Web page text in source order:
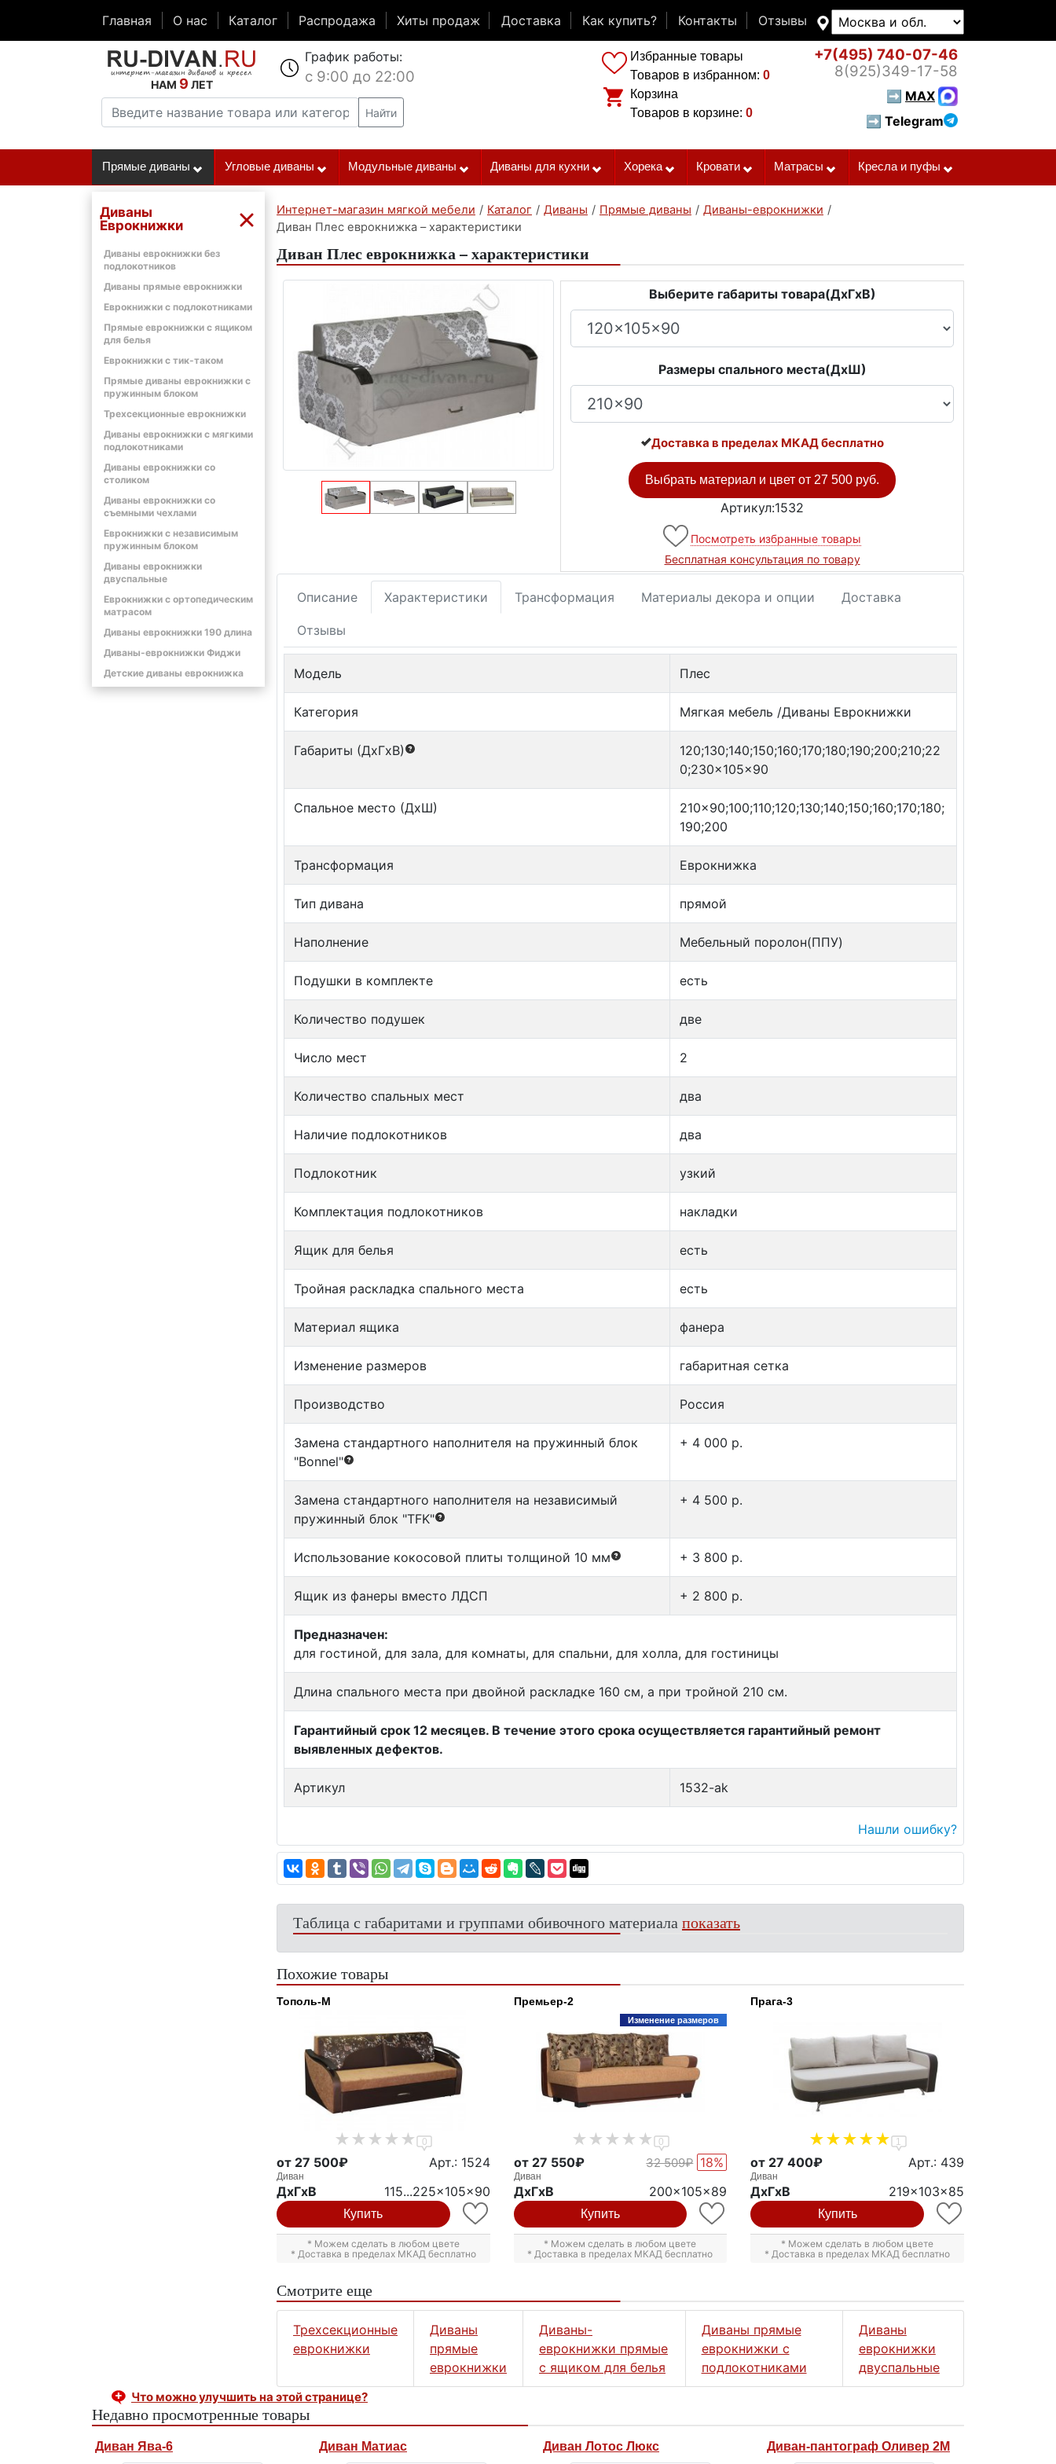
Главная О нас Каталог Распродажа Хиты продаж Доставка Как купить? Контакты Отзывы
НАМ 9 ЛЕТ
График работы:
с 9:00 до 22:00
Найти
Избранные товары
Товаров в избранном: 0
Корзина
Товаров в корзине: 0
+7(495) 740-07-46
8(925)349-17-58
➡ MAX
➡ Telegram
Прямые диваны Угловые диваны Модульные диваны Диваны для кухни Хорека Кровати Матрасы Кресла и пуфы
Диваны
Еврокнижки
Диваны еврокнижки без
подлокотников
Диваны прямые еврокнижки
Еврокнижки с подлокотниками
Прямые еврокнижки с ящиком
для белья
Еврокнижки с тик-таком
Прямые диваны еврокнижки с
пружинным блоком
Трехсекционные еврокнижки
Диваны еврокнижки с мягкими
подлокотниками
Диваны еврокнижки со
столиком
Диваны еврокнижки со
съемными чехлами
Еврокнижки с независимым
пружинным блоком
Диваны еврокнижки
двуспальные
Еврокнижки с ортопедическим
матрасом
Диваны еврокнижки 190 длина
Диваны-еврокнижки Фиджи
Детские диваны еврокнижка
Интернет-магазин мягкой мебели / Каталог / Диваны / Прямые диваны / Диваны-еврокнижки /
Диван Плес еврокнижка – характеристики
Диван Плес еврокнижка – характеристики
Выберите габариты товара(ДxГxВ)
Размеры спального места(ДxШ)
Доставка в пределах МКАД бесплатно
Выбрать материал и цвет от 27 500 руб.
Артикул:1532
Посмотреть избранные товары
Бесплатная консультация по товару
Описание Характеристики Трансформация Материалы декора и опции Доставка
Отзывы
Модель Плес
Категория Мягкая мебель /Диваны Еврокнижки
Габариты (ДxГxВ)
120;130;140;150;160;170;180;190;200;210;22
0;230x105x90
Спальное место (ДxШ)
210x90;100;110;120;130;140;150;160;170;180;
190;200
Трансформация Еврокнижка
Тип дивана прямой
Наполнение Мебельный поролон(ППУ)
Подушки в комплекте есть
Количество подушек две
Число мест 2
Количество спальных мест два
Наличие подлокотников два
Подлокотник узкий
Комплектация подлокотников накладки
Ящик для белья есть
Тройная раскладка спального места есть
Материал ящика фанера
Изменение размеров габаритная сетка
Производство Россия
Замена стандартного наполнителя на пружинный блок
"Bonnel"
+ 4 000 p.
Замена стандартного наполнителя на независимый
пружинный блок "TFK"
+ 4 500 p.
Использование кокосовой плиты толщиной 10 мм + 3 800 p.
Ящик из фанеры вместо ЛДСП + 2 800 p.
Предназначен:
для гостиной, для зала, для комнаты, для спальни, для холла, для гостиницы
Длина спального места при двойной раскладке 160 см, а при тройной 210 см.
Гарантийный срок 12 месяцев. В течение этого срока осуществляется гарантийный ремонт
выявленных дефектов.
Артикул 1532-ak
Нашли ошибку?
Таблица с габаритами и группами обивочного материалапоказать
Похожие товары
Тополь-М
0
от 27 500₽ Арт.: 1524
Диван
ДxГxВ 115...225x105x90
Купить
* Можем сделать в любом цвете
* Доставка в пределах МКАД бесплатно
Премьер-2
Изменение размеров
0
от 27 550₽ 32 509₽ 18%
Диван
ДxГxВ 200x105x89
Купить
* Можем сделать в любом цвете
* Доставка в пределах МКАД бесплатно
Прага-3
1
от 27 400₽ Арт.: 439
Диван
ДxГxВ 219x103x85
Купить
* Можем сделать в любом цвете
* Доставка в пределах МКАД бесплатно
Смотрите еще
Трехсекционные
еврокнижки
Диваны
прямые
еврокнижки
Диваны-
еврокнижки прямые
с ящиком для белья
Диваны прямые
еврокнижки с
подлокотниками
Диваны
еврокнижки
двуспальные
Что можно улучшить на этой странице?
Недавно просмотренные товары
Диван Ява-6 Диван Матиас Диван Лотос Люкс Диван-пантограф Оливер 2М